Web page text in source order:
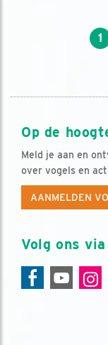
1
Op de
Meld je aan en
over vogels en
AANMELDEN
Volg ons